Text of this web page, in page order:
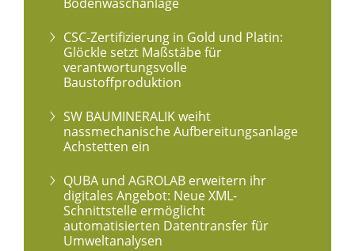
CSC-Zertifizierung in Gold und Platin:
Glöckle setzt Maßstäbe für
verantwortungsvolle
Baustoffproduktion
SW BAUMINERALIK weiht
nassmechanische Aufbereitungsanlage
Achstetten ein
QUBA und AGROLAB erweitern ihr
digitales Angebot: Neue XML-
Schnittstelle ermöglicht
automatisierten Datentransfer für
Umweltanalysen